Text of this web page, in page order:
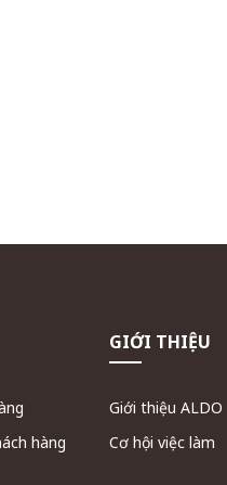
hàng
GIỚI THIỆU
Giới thiệu ALDO
Cơ hội việc làm